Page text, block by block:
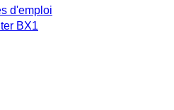
d'emploi
BX1